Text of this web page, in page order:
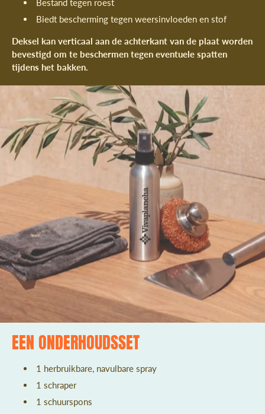
Bestand tegen roest
Biedt bescherming tegen weersinvloeden en stof
Deksel kan verticaal aan de achterkant van de plaat worden
bevestigd om te beschermen tegen eventuele spatten
tijdens het bakken.
EEN ONDERHOUDSSET
1 herbruikbare, navulbare spray
1 schraper
1 schuurspons